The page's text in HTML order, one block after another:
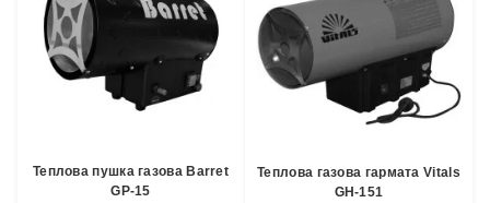
Теплова пушка газова Barret
GP-15
Теплова газова гармата Vitals
GH-151